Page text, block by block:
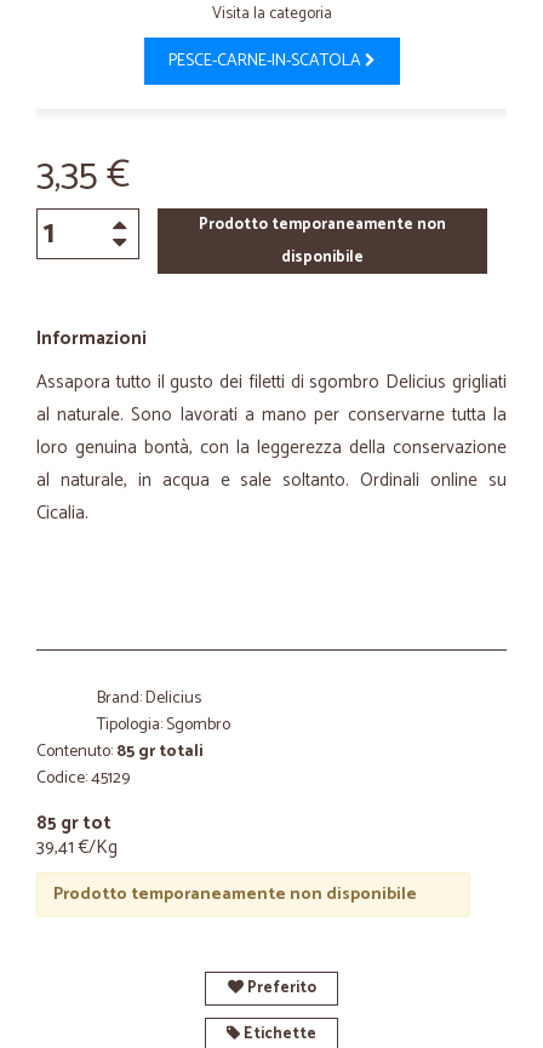
Visita la categoria
PESCE-CARNE-IN-SCATOLA
3,35 €
Prodotto temporaneamente non
disponibile
Informazioni
Assapora tutto il gusto dei filetti di sgombro Delicius grigliati
al naturale. Sono lavorati a mano per conservarne tutta la
loro genuina bontà, con la leggerezza della conservazione
al naturale, in acqua e sale soltanto. Ordinali online su
Cicalia.
Brand: Delicius
Tipologia: Sgombro
Contenuto:85 gr totali
Codice: 45129
85 gr tot
39,41 €/Kg
Prodotto temporaneamente non disponibile
Preferito
Etichette